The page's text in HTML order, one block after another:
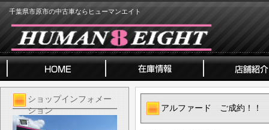
千葉県市原市の中古車ならヒューマンエイト
ショップインフォメー
ション
アルファード ご成約！！